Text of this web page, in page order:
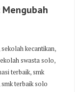
sekolah kecantikan,
swasta solo,
terbaik,smk
smk terbaik solo